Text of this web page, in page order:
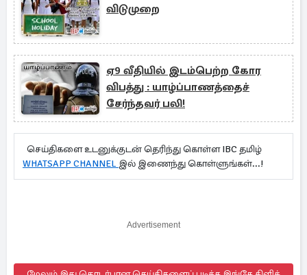
விடுமுறை
ஏ9 வீதியில் இடம்பெற்ற கோர
விபத்து : யாழ்ப்பாணத்தைச்
சேர்ந்தவர் பலி!
செய்திகளை உடனுக்குடன் தெரிந்து கொள்ள IBC தமிழ்
WHATSAPP CHANNEL இல் இணைந்து கொள்ளுங்கள்...!
Advertisement